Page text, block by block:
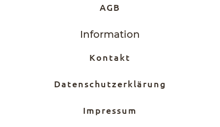
AGB
Information
Kontakt
Datenschutzerklärung
Impressum